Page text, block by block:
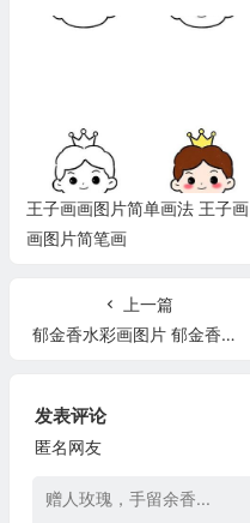
王子画画图片简单画法 王子画
画图片简笔画
上一篇
郁金香水彩画图片 郁金香水彩画图片欣赏
发表评论
匿名网友